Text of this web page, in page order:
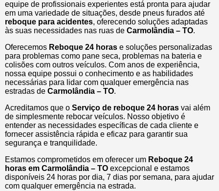
equipe de profissionais experientes está pronta para ajudar
em uma variedade de situações, desde pneus furados até
reboque para acidentes, oferecendo soluções adaptadas
às suas necessidades nas ruas de Carmolândia – TO.
Oferecemos Reboque 24 horas e soluções personalizadas
para problemas como pane seca, problemas na bateria e
colisões com outros veículos. Com anos de experiência,
nossa equipe possui o conhecimento e as habilidades
necessárias para lidar com qualquer emergência nas
estradas de Carmolândia – TO.
Acreditamos que o Serviço de reboque 24 horas vai além
de simplesmente rebocar veículos. Nosso objetivo é
entender as necessidades específicas de cada cliente e
fornecer assistência rápida e eficaz para garantir sua
segurança e tranquilidade.
Estamos comprometidos em oferecer um Reboque 24
horas em Carmolândia – TO excepcional e estamos
disponíveis 24 horas por dia, 7 dias por semana, para ajudar
com qualquer emergência na estrada.